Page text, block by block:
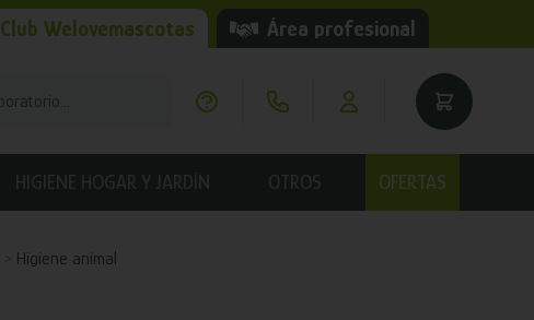
Club Welovemascotas Área profesional
HIGIENE HOGAR Y JARDÍN OTROS OFERTAS
Higiene animal